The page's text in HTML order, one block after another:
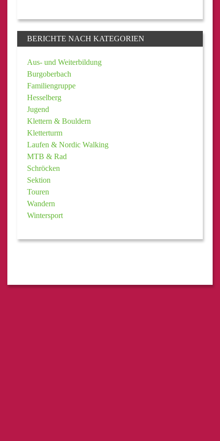
BERICHTE NACH KATEGORIEN
Aus- und Weiterbildung
Burgoberbach
Familiengruppe
Hesselberg
Jugend
Klettern & Bouldern
Kletterturm
Laufen & Nordic Walking
MTB & Rad
Schröcken
Sektion
Touren
Wandern
Wintersport